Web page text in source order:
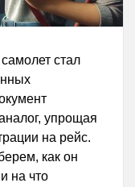
стал
упрощая
на рейс.
как он
на что